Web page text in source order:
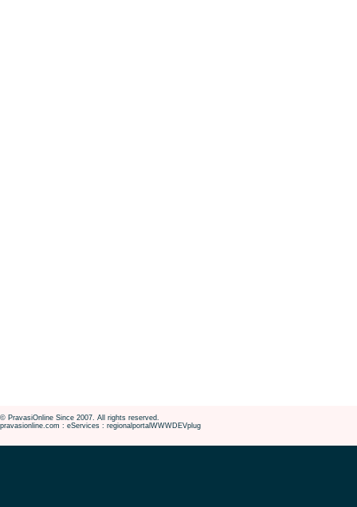
© PravasiOnline Since 2007. All rights reserved.
pravasionline.com : eServices : regionalportalWWWDEVplug